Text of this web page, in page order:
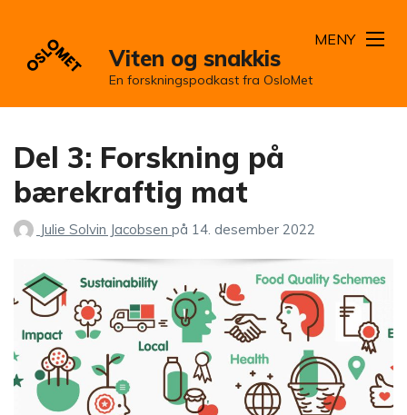
Viten og snakkis
En forskningspodkast fra OsloMet
MENY
Del 3: Forskning på
bærekraftig mat
Julie Solvin Jacobsen på 14. desember 2022